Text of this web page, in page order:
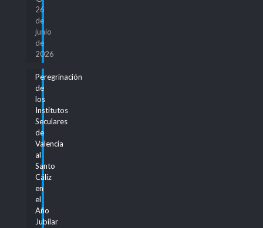
26
de
junio
de
2026
Peregrinación
de
los
Institutos
Seculares
de
Valencia
al
Santo
Cáliz
en
el
Año
Jubilar